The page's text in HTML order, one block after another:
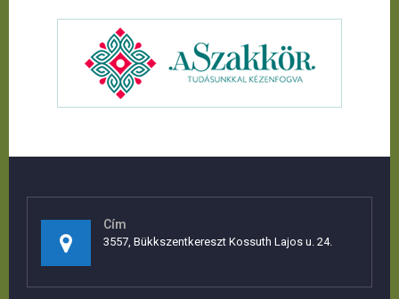
Cím
3557, Bükkszentkereszt Kossuth Lajos u. 24.